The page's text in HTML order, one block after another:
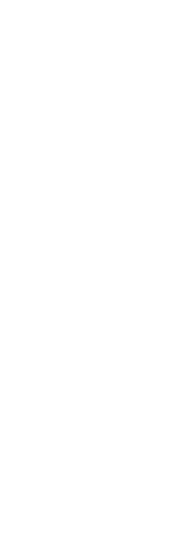
させていただ
了承ください。
き作成されるも
御機器販売店・
です。
1000ppm以下、
下、フタル酸ジブチ
、
貨物等」とい
可)を取得する
これらの製造装
通知します。
、取り引きをい